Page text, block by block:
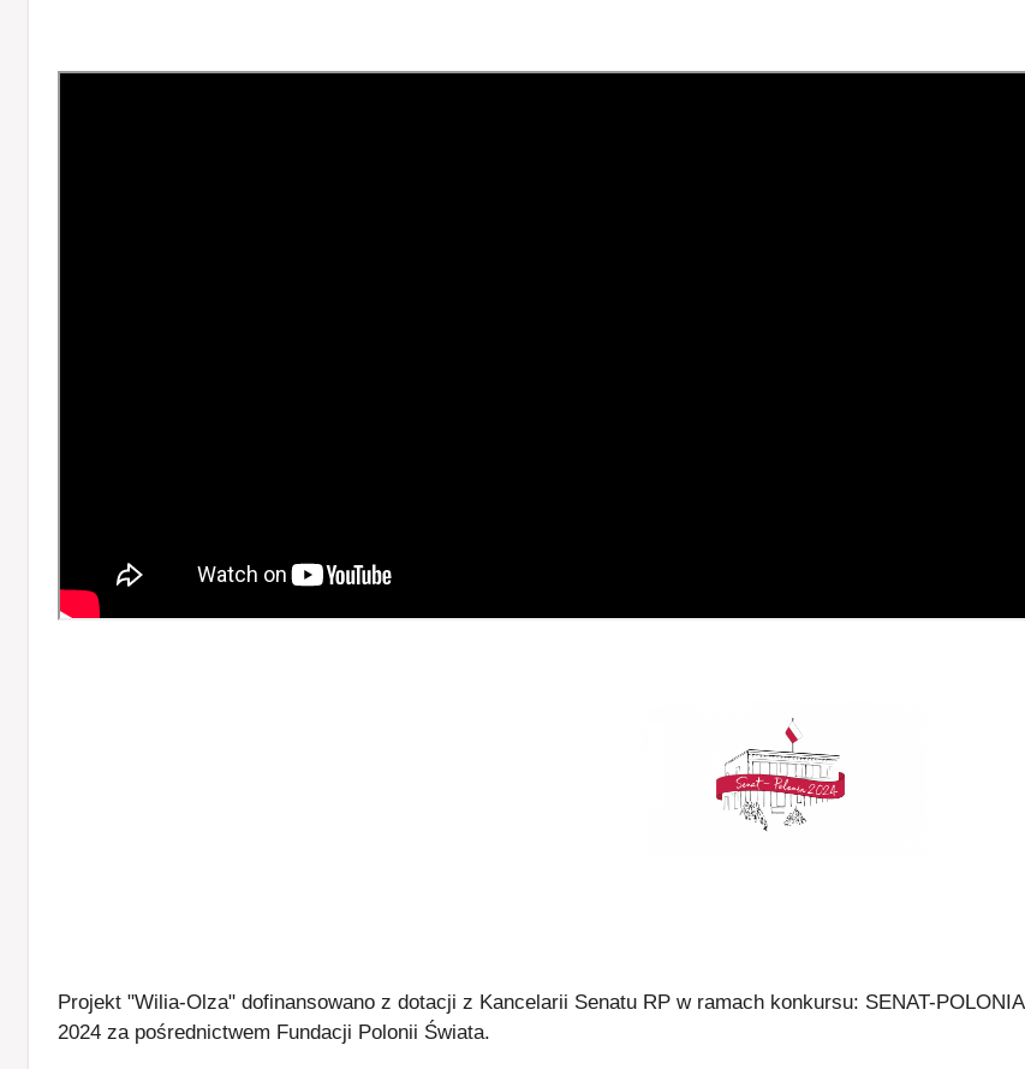
​Projekt "Wilia-Olza" dofinansowano z dotacji z Kancelarii Senatu RP w ramach konkursu: SENAT-POLONIA
2024 za pośrednictwem Fundacji Polonii Świata.